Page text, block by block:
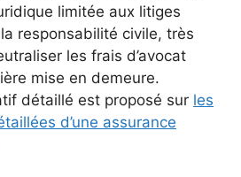
limitée aux litiges
responsabilité civile, très
les frais d’avocat
mise en demeure.
détaillé est proposé sur les
d’une assurance